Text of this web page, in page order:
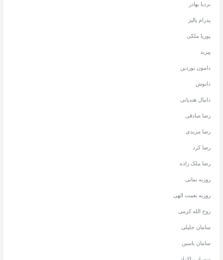
بردیا بهادر
پدرام پالیز
پوریا ملکی
پیربد
دامون نوردین
دانوش
دانیال هندیانی
رضا صادقی
رضا مریدی
رضا کرد
رضا ملک زاده
روزبه بمانی
روزبه نعمت الهی
روح الله کرمی
سامان جلیلی
سامان یاسین